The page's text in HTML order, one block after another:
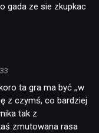
gada ze sie zkupkac
ta gra ma być ,,w
z czymś, co bardziej
tak z
zmutowana rasa